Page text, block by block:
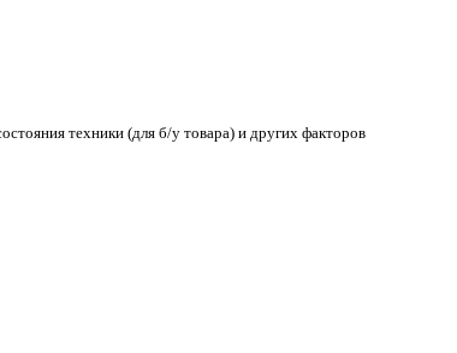
техники (для б/у товара) и других факторов